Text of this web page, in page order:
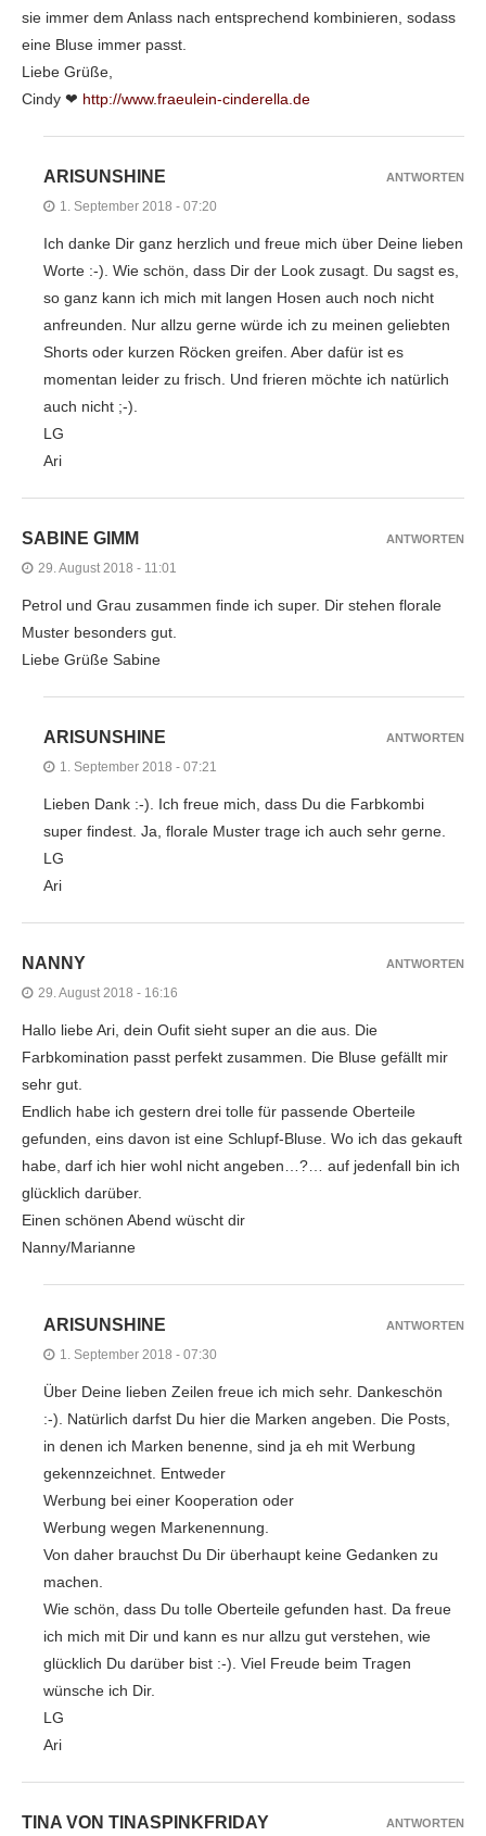
sie immer dem Anlass nach entsprechend kombinieren, sodass
eine Bluse immer passt.
Liebe Grüße,
Cindy ❤ http://www.fraeulein-cinderella.de
ARISUNSHINE
1. September 2018 - 07:20
Ich danke Dir ganz herzlich und freue mich über Deine lieben
Worte :-). Wie schön, dass Dir der Look zusagt. Du sagst es,
so ganz kann ich mich mit langen Hosen auch noch nicht
anfreunden. Nur allzu gerne würde ich zu meinen geliebten
Shorts oder kurzen Röcken greifen. Aber dafür ist es
momentan leider zu frisch. Und frieren möchte ich natürlich
auch nicht ;-).
LG
Ari
ANTWORTEN
SABINE GIMM
29. August 2018 - 11:01
Petrol und Grau zusammen finde ich super. Dir stehen florale
Muster besonders gut.
Liebe Grüße Sabine
ANTWORTEN
ARISUNSHINE
1. September 2018 - 07:21
Lieben Dank :-). Ich freue mich, dass Du die Farbkombi
super findest. Ja, florale Muster trage ich auch sehr gerne.
LG
Ari
ANTWORTEN
NANNY
29. August 2018 - 16:16
Hallo liebe Ari, dein Oufit sieht super an die aus. Die
Farbkomination passt perfekt zusammen. Die Bluse gefällt mir
sehr gut.
Endlich habe ich gestern drei tolle für passende Oberteile
gefunden, eins davon ist eine Schlupf-Bluse. Wo ich das gekauft
habe, darf ich hier wohl nicht angeben…?… auf jedenfall bin ich
glücklich darüber.
Einen schönen Abend wüscht dir
Nanny/Marianne
ANTWORTEN
ARISUNSHINE
1. September 2018 - 07:30
Über Deine lieben Zeilen freue ich mich sehr. Dankeschön
:-). Natürlich darfst Du hier die Marken angeben. Die Posts,
in denen ich Marken benenne, sind ja eh mit Werbung
gekennzeichnet. Entweder
Werbung bei einer Kooperation oder
Werbung wegen Markenennung.
Von daher brauchst Du Dir überhaupt keine Gedanken zu
machen.
Wie schön, dass Du tolle Oberteile gefunden hast. Da freue
ich mich mit Dir und kann es nur allzu gut verstehen, wie
glücklich Du darüber bist :-). Viel Freude beim Tragen
wünsche ich Dir.
LG
Ari
ANTWORTEN
TINA VON TINASPINKFRIDAY ANTWORTEN